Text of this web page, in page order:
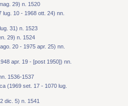
29) n. 1520
lug. 10 - 1968 ott. 24) nn.
31) n. 1523
29) n. 1524
20 - 1975 apr. 25) nn.
apr. 19 - [post 1950]) nn.
1536-1537
(1969 set. 17 - 1070 lug.
dic. 5) n. 1541